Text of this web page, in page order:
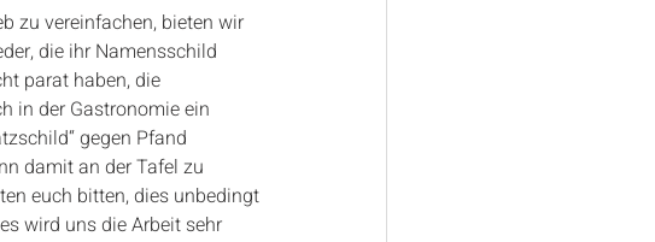
zu vereinfachen, bieten wir
die ihr Namensschild
parat haben, die
in der Gastronomie ein
gegen Pfand
damit an der Tafel zu
euch bitten, dies unbedingt
wird uns die Arbeit sehr